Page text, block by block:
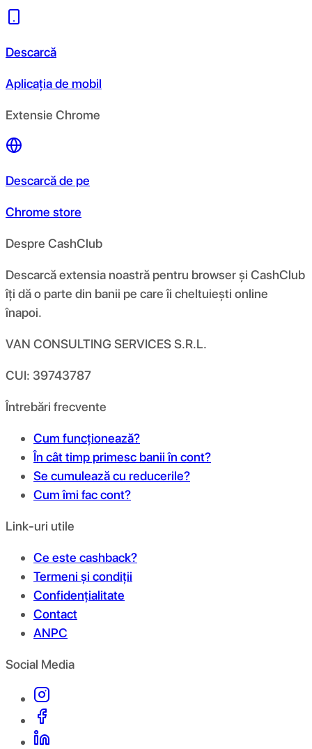
Descarcă
Aplicația de mobil
Extensie Chrome
Descarcă de pe
Chrome store
Despre CashClub
Descarcă extensia noastră pentru browser și CashClub
îți dă o parte din banii pe care îi cheltuiești online
înapoi.
VAN CONSULTING SERVICES S.R.L.
CUI: 39743787
Întrebări frecvente
Cum funcționează?
În cât timp primesc banii în cont?
Se cumulează cu reducerile?
Cum îmi fac cont?
Link-uri utile
Ce este cashback?
Termeni și condiții
Confidențialitate
Contact
ANPC
Social Media